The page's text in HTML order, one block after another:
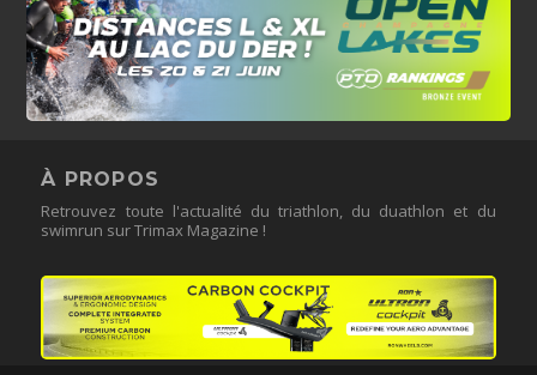
À PROPOS
Retrouvez toute l'actualité du triathlon, du duathlon et du
swimrun sur Trimax Magazine !